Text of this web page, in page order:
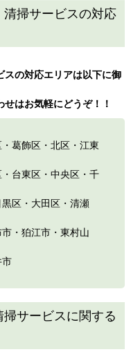
掃サービスの対応
スの対応エリアは以下に御
はお気軽にどうぞ！！
・ 葛飾区・ 北区・ 江東
・ 台東区・ 中央区・ 千
黒区・ 大田区・清瀬
市・ 狛江市・東村山
市
サービスに関する